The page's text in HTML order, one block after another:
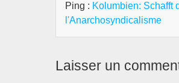
Ping : Kolumbien: Schafft
l'Anarchosyndicalisme
Laisser un